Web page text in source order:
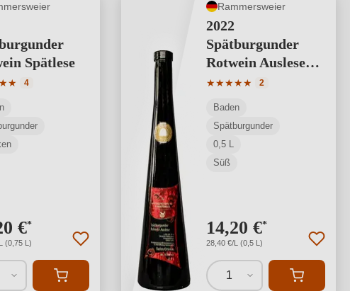
Spätlese
★★ Bewertung von 5 von 5 Sternen
4
€*
(0,75 L)
Rammersweier
2022
Spätburgunder
Rotwein Auslese
0,5 L
★★★★★
Durchschnittliche
2
Baden
Spätburgunder
0,5 L
Süß
14,20 €*
28,40 €/L (0,5 L)
1